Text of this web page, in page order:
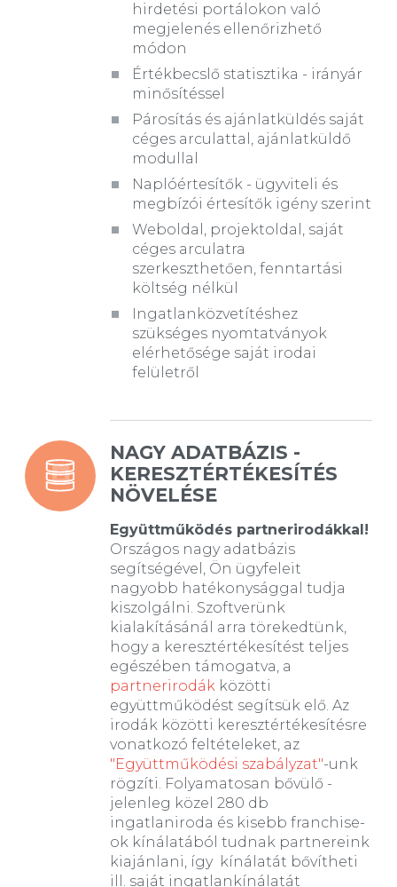
hirdetési portálokon való
megjelenés ellenőrizhető
módon
Értékbecslő statisztika - irányár
minősítéssel
Párosítás és ajánlatküldés saját
céges arculattal, ajánlatküldő
modullal
Naplóértesítők - ügyviteli és
megbízói értesítők igény szerint
Weboldal, projektoldal, saját
céges arculatra
szerkeszthetően, fenntartási
költség nélkül
Ingatlanközvetítéshez
szükséges nyomtatványok
elérhetősége saját irodai
felületről
NAGY ADATBÁZIS -
KERESZTÉRTÉKESÍTÉS
NÖVELÉSE
Együttműködés partnerirodákkal!
Országos nagy adatbázis
segítségével, Ön ügyfeleit
nagyobb hatékonysággal tudja
kiszolgálni. Szoftverünk
kialakításánál arra törekedtünk,
hogy a keresztértékesítést teljes
egészében támogatva, a
partnerirodák közötti
együttműködést segítsük elő. Az
irodák közötti keresztértékesítésre
vonatkozó feltételeket, az
"Együttműködési szabályzat"-unk
rögzíti. Folyamatosan bővülő -
jelenleg közel 280 db
ingatlaniroda és kisebb franchise-
ok kínálatából tudnak partnereink
kiajánlani, így kínálatát bővítheti
ill. saját ingatlankínálatát